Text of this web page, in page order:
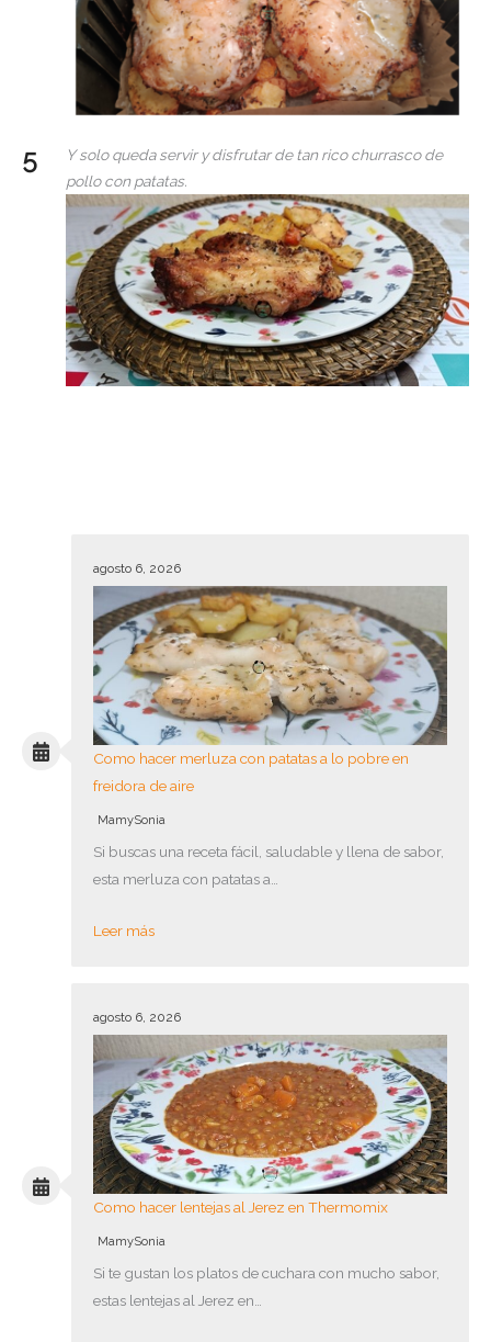
Y solo queda servir y disfrutar de tan rico churrasco de
pollo con patatas.
agosto 6, 2026
Como hacer merluza con patatas a lo pobre en
freidora de aire
MamySonia
Si buscas una receta fácil, saludable y llena de sabor,
esta merluza con patatas a…
Leer más
agosto 6, 2026
Como hacer lentejas al Jerez en Thermomix
MamySonia
Si te gustan los platos de cuchara con mucho sabor,
estas lentejas al Jerez en…